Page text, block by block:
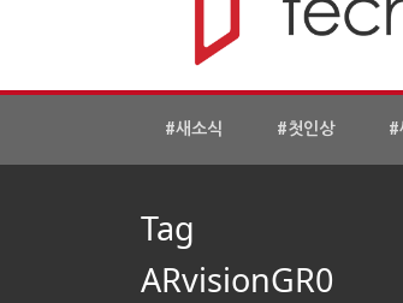
#새소식 #첫인상 #
Tag
ARvisionGR0